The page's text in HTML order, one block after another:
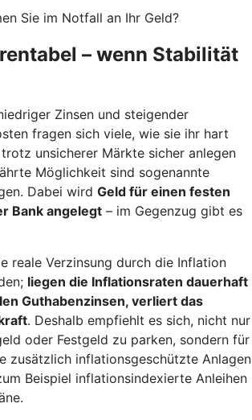
Sie im Notfall an Ihr Geld?
– wenn Stabilität
Zinsen und steigender
fragen sich viele, wie sie ihr hart
unsicherer Märkte sicher anlegen
Möglichkeit sind sogenannte
Dabei wird Geld für einen festen
Bank angelegt – im Gegenzug gibt es
reale Verzinsung durch die Inflation
liegen die Inflationsraten dauerhaft
Guthabenzinsen, verliert das
. Deshalb empfiehlt es sich, nicht nur
oder Festgeld zu parken, sondern für
zusätzlich inflationsgeschützte Anlagen
Beispiel inflationsindexierte Anleihen